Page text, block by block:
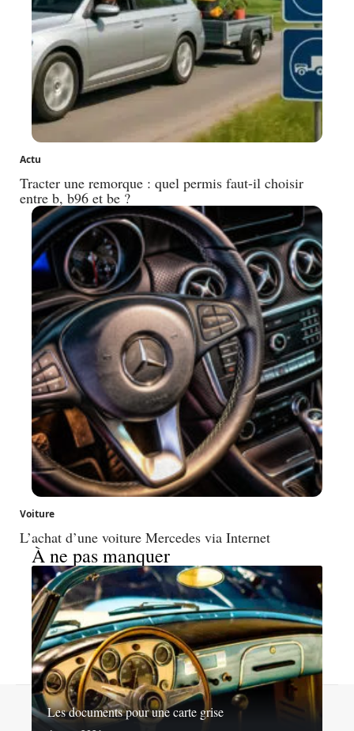
Actu
Tracter une remorque : quel permis faut-il choisir
entre b, b96 et be ?
Voiture
L’achat d’une voiture Mercedes via Internet
À ne pas manquer
Les documents pour une carte grise
Contact Mentions légales Sitemap